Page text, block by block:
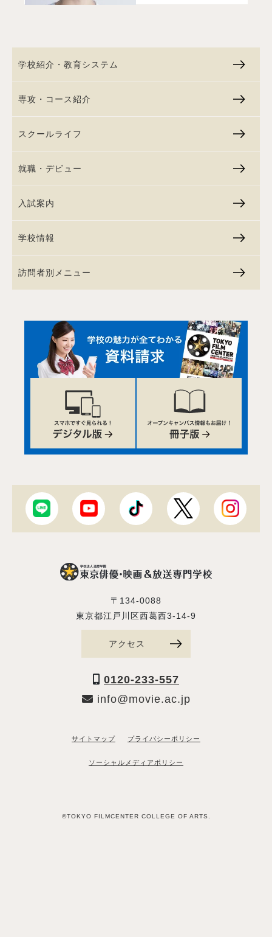
学校紹介・教育システム
専攻・コース紹介
スクールライフ
就職・デビュー
入試案内
学校情報
訪問者別メニュー
〒134-0088
東京都江戸川区西葛西3-14-9
アクセス
0120-233-557
info@movie.ac.jp
サイトマップ プライバシーポリシー
ソーシャルメディアポリシー
©TOKYO FILMCENTER COLLEGE OF ARTS.